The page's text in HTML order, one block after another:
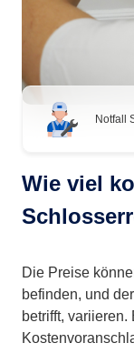
Notfall
Wie viel
Die Preise
befinden, und
betrifft,